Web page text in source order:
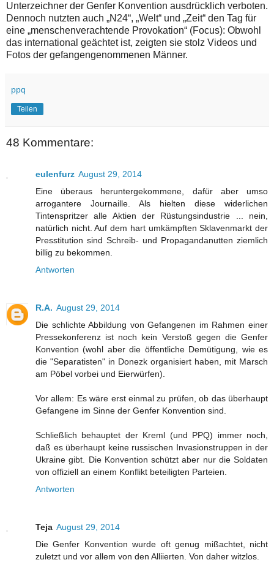
Unterzeichner der Genfer Konvention ausdrücklich verboten.
Dennoch nutzten auch „N24“, „Welt“ und „Zeit“ den Tag für
eine „menschenverachtende Provokation“ (Focus): Obwohl
das international geächtet ist, zeigten sie stolz Videos und
Fotos der gefangengenommenen Männer.
ppq
Teilen
48 Kommentare:
eulenfurz August 29, 2014
Eine überaus heruntergekommene, dafür aber umso
arrogantere Journaille. Als hielten diese widerlichen
Tintenspritzer alle Aktien der Rüstungsindustrie ... nein,
natürlich nicht. Auf dem hart umkämpften Sklavenmarkt der
Presstitution sind Schreib- und Propagandanutten ziemlich
billig zu bekommen.
Antworten
R.A. August 29, 2014
Die schlichte Abbildung von Gefangenen im Rahmen einer
Pressekonferenz ist noch kein Verstoß gegen die Genfer
Konvention (wohl aber die öffentliche Demütigung, wie es
die "Separatisten" in Donezk organisiert haben, mit Marsch
am Pöbel vorbei und Eierwürfen).
Vor allem: Es wäre erst einmal zu prüfen, ob das überhaupt
Gefangene im Sinne der Genfer Konvention sind.
Schließlich behauptet der Kreml (und PPQ) immer noch,
daß es überhaupt keine russischen Invasionstruppen in der
Ukraine gibt. Die Konvention schützt aber nur die Soldaten
von offiziell an einem Konflikt beteiligten Parteien.
Antworten
Teja August 29, 2014
Die Genfer Konvention wurde oft genug mißachtet, nicht
zuletzt und vor allem von den Alliierten. Von daher witzlos.